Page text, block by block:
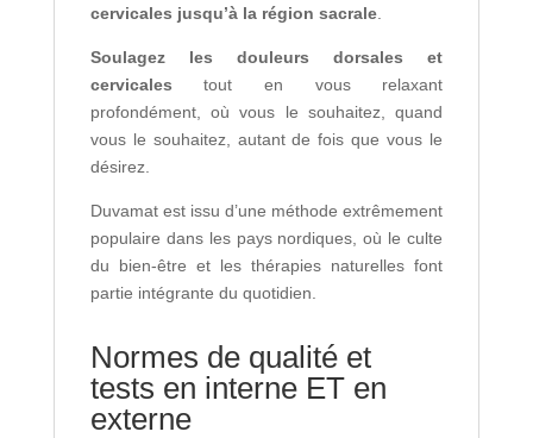
cervicales jusqu’à la région sacrale.
Soulagez les douleurs dorsales et
cervicales tout en vous relaxant
profondément, où vous le souhaitez, quand
vous le souhaitez, autant de fois que vous le
désirez.
Duvamat est issu d’une méthode extrêmement
populaire dans les pays nordiques, où le culte
du bien-être et les thérapies naturelles font
partie intégrante du quotidien.
Normes de qualité et
tests en interne ET en
externe